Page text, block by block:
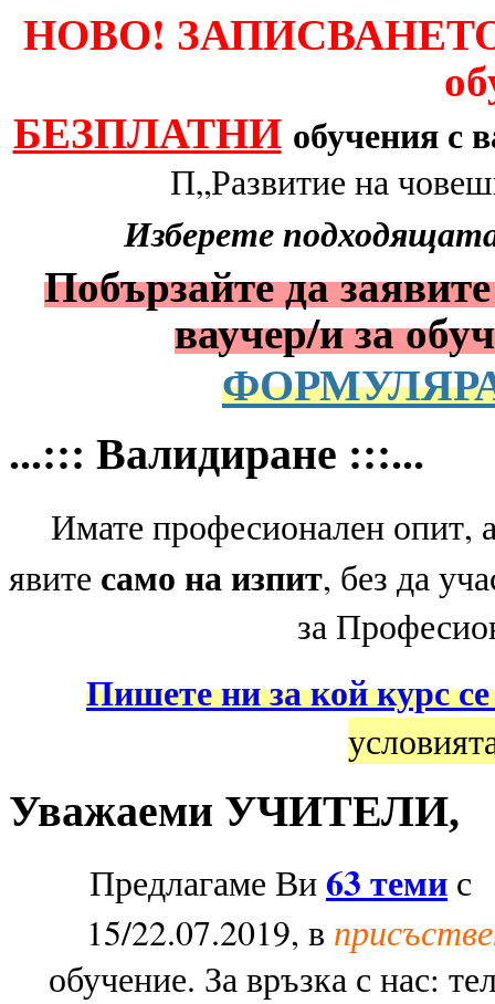
НОВО! ЗАПИСВАНЕТО
БЕЗПЛАТНИ обучения с
П„Развитие на
Изберете
Побързайте да
ваучер/и за
...::: Валидиране :::...
Имате професионален опит,
явите само на изпит, без да
за
Пишете ни за кой курс се
Уважаеми УЧИТЕЛИ,
Предлагаме Ви63 теми с
15/22.07.2019, в
обучение. За връзка с нас: